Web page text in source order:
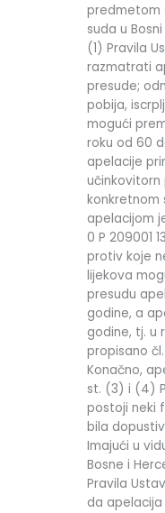
predmetom
suda u
(1) Pravila
razmatrati
presude;
pobija,
mogući
roku od 60
apelacije
učinkovitorn
konkretnom
apelacijom
0 P 209001
protiv koje
lijekova
presudu
godine, a
godine, tj. u
propisano
Konačno,
st. (3) i (4)
postoji neki
bila
Imajući u
Bosne i
Pravila
da